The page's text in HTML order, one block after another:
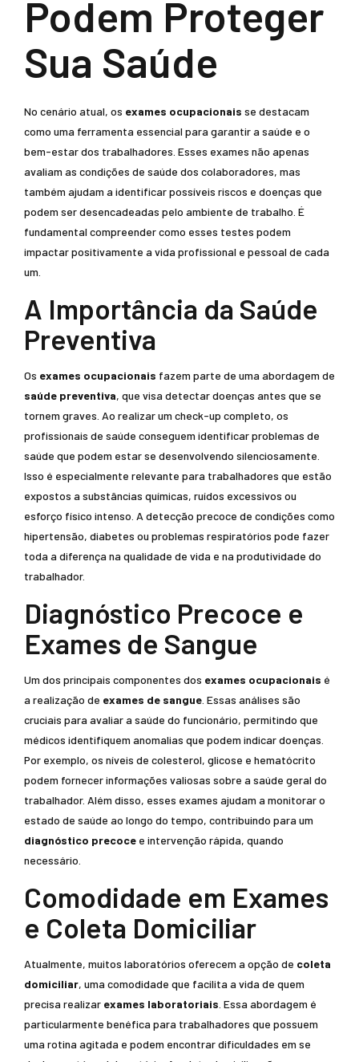
Podem Proteger
Sua Saúde
No cenário atual, os exames ocupacionais se destacam
como uma ferramenta essencial para garantir a saúde e o
bem-estar dos trabalhadores. Esses exames não apenas
avaliam as condições de saúde dos colaboradores, mas
também ajudam a identificar possíveis riscos e doenças que
podem ser desencadeadas pelo ambiente de trabalho. É
fundamental compreender como esses testes podem
impactar positivamente a vida profissional e pessoal de cada
um.
A Importância da Saúde
Preventiva
Os exames ocupacionais fazem parte de uma abordagem de
saúde preventiva, que visa detectar doenças antes que se
tornem graves. Ao realizar um check-up completo, os
profissionais de saúde conseguem identificar problemas de
saúde que podem estar se desenvolvendo silenciosamente.
Isso é especialmente relevante para trabalhadores que estão
expostos a substâncias químicas, ruídos excessivos ou
esforço físico intenso. A detecção precoce de condições como
hipertensão, diabetes ou problemas respiratórios pode fazer
toda a diferença na qualidade de vida e na produtividade do
trabalhador.
Diagnóstico Precoce e
Exames de Sangue
Um dos principais componentes dos exames ocupacionais é
a realização de exames de sangue . Essas análises são
cruciais para avaliar a saúde do funcionário, permitindo que
médicos identifiquem anomalias que podem indicar doenças.
Por exemplo, os níveis de colesterol, glicose e hematócrito
podem fornecer informações valiosas sobre a saúde geral do
trabalhador. Além disso, esses exames ajudam a monitorar o
estado de saúde ao longo do tempo, contribuindo para um
diagnóstico precoce e intervenção rápida, quando
necessário.
Comodidade em Exames
e Coleta Domiciliar
Atualmente, muitos laboratórios oferecem a opção de coleta
domiciliar, uma comodidade que facilita a vida de quem
precisa realizar exames laboratoriais . Essa abordagem é
particularmente benéfica para trabalhadores que possuem
uma rotina agitada e podem encontrar dificuldades em se